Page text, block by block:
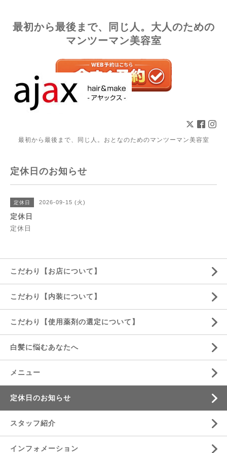
最初から最後まで、同じ人。大人のための
マンツーマン美容室
最初から最後まで、同じ人。おとなのためのマンツーマン美容室
定休日のお知らせ
定休日 2026-09-15 (火)
定休日
定休日
こだわり【お店について】
こだわり【内装について】
こだわり【使用薬剤の選定について】
白髪に悩むあなたへ
メニュー
定休日のお知らせ
スタッフ紹介
インフォメーション